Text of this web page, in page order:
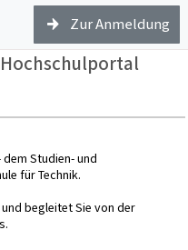
Zur Anmeldung
Studien- und
für Technik.
begleitet Sie von der